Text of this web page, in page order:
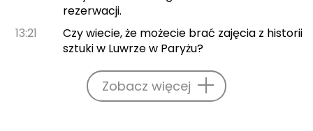
rezerwacji.
13:21
Czy wiecie, że możecie brać zajęcia z historii
sztuki w Luwrze w Paryżu?
Zobacz więcej